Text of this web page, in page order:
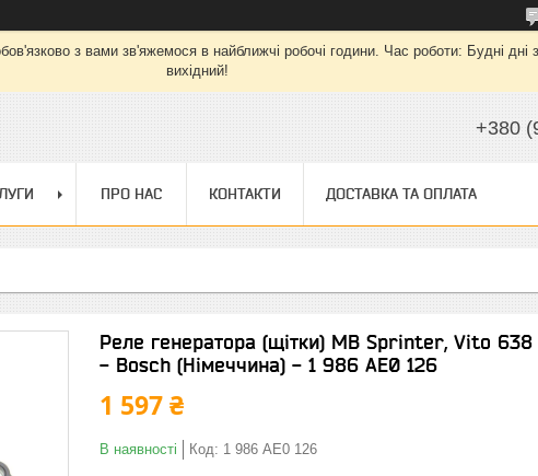
з вами зв'яжемося в найближчі робочі години. Час роботи: Будні
вихідний!
+380
ПРО НАС КОНТАКТИ ДОСТАВКА ТА ОПЛАТА
Реле генератора (щітки) MB Sprinter, Vito
- Bosch (Німеччина) - 1 986 AE0 126
1 597 ₴
В наявності Код: 1 986 AE0 126